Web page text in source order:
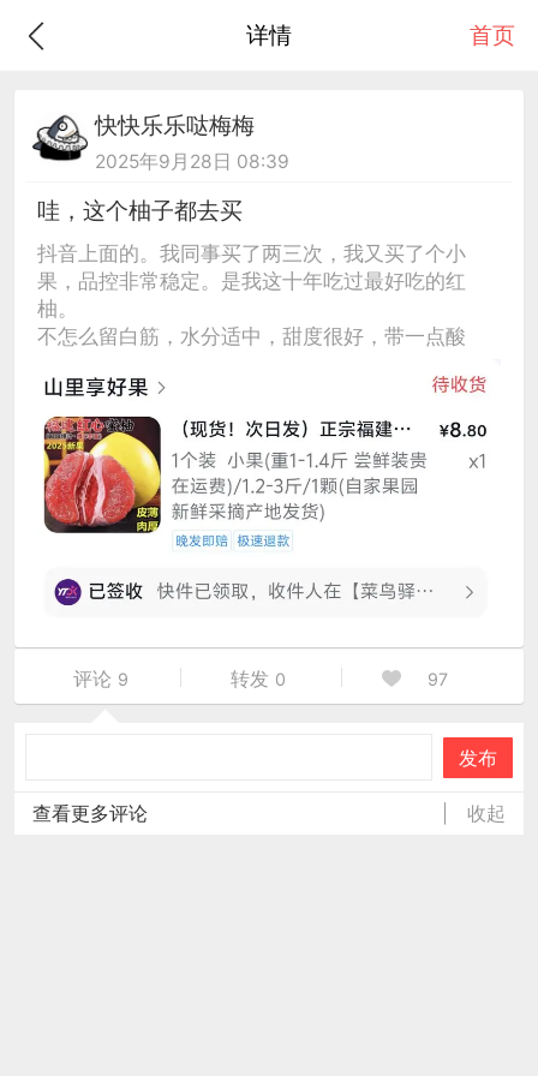
详情 首页
快快乐乐哒梅梅
2025年9月28日 08:39
哇，这个柚子都去买
抖音上面的。我同事买了两三次，我又买了个小
果，品控非常稳定。是我这十年吃过最好吃的红
柚。
不怎么留白筋，水分适中，甜度很好，带一点酸
评论 9 转发 0 97
发布
查看更多评论 收起